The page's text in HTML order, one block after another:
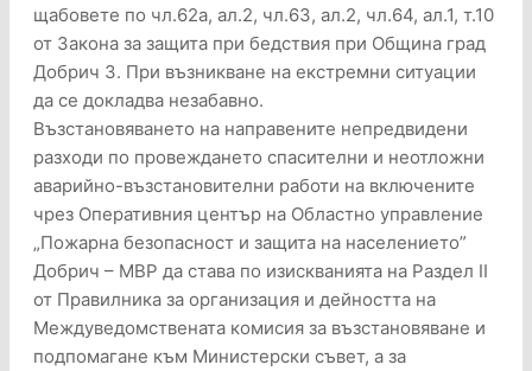
щабовете по чл.62а, ал.2, чл.63, ал.2, чл.64, ал.1, т.10
от Закона за защита при бедствия при Община град
Добрич 3. При възникване на екстремни ситуации
да се докладва незабавно.
Възстановяването на направените непредвидени
разходи по провеждането спасителни и неотложни
аварийно-възстановителни работи на включените
чрез Оперативния център на Областно управление
„Пожарна безопасност и защита на населението”
Добрич – МВР да става по изискванията на Раздел ІІ
от Правилника за организация и дейността на
Междуведомствената комисия за възстановяване и
подпомагане към Министерски съвет, а за